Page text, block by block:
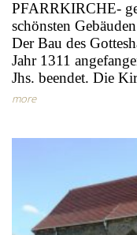
PFARRKIRCHE-
schönsten
Der Bau des
Jahr 1311
Jhs. beendet. Die
more